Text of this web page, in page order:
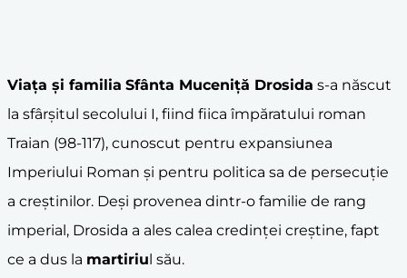
Viața și familia Sfânta Muceniță Drosida s-a născut
la sfârșitul secolului I, fiind fiica împăratului roman
Traian (98-117), cunoscut pentru expansiunea
Imperiului Roman și pentru politica sa de persecuție
a creștinilor. Deși provenea dintr-o familie de rang
imperial, Drosida a ales calea credinței creștine, fapt
ce a dus la martiriul său.